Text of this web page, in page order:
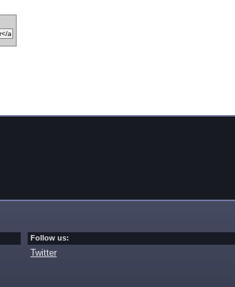
Follow us:
Twitter